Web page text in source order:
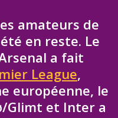
amateurs de
en reste. Le
a fait
League,
européenne, le
Glimt et Inter a